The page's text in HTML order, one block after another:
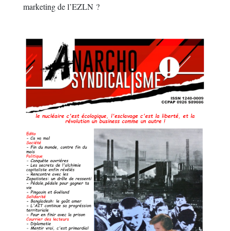
marketing de l’EZLN ?